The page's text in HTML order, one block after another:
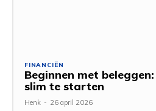
FINANCIËN
Beginnen met
slim te starten
Henk - 26 april 2026